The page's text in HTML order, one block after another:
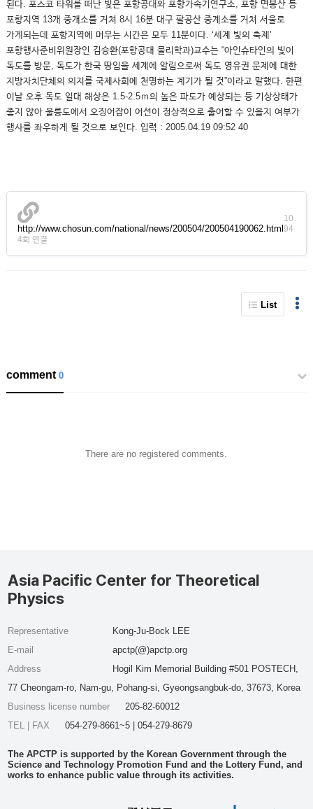
된다. 포스코 타워를 떠난 빛은 포항공대와 포항가속기연구소, 포항 면봉산 등
포항지역 13개 중개소를 거쳐 8시 16분 대구 팔공산 중계소를 거쳐 서울로
가게되는데 포항지역에 머무는 시간은 모두 11분이다. ‘세계 빛의 축제’
포항행사준비위원장인 김승환(포항공대 물리학과)교수는 “아인슈타인의 빛이
독도를 방문, 독도가 한국 땅임을 세계에 알림으로써 독도 영유권 문제에 대한
지방자치단체의 의지를 국제사회에 천명하는 계기가 될 것”이라고 말했다. 한편
이날 오후 독도 일대 해상은 1.5-2.5ｍ의 높은 파도가 예상되는 등 기상상태가
좋지 않아 울릉도에서 오징어잡이 어선이 정상적으로 출어할 수 있을지 여부가
행사를 좌우하게 될 것으로 보인다. 입력 : 2005.04.19 09:52 40
http://www.chosun.com/national/news/200504/200504190062.html
10
94
4회 연결
List
comment0
There are no registered comments.
Asia Pacific Center for Theoretical
Physics
Representative
Kong-Ju-Bock LEE
E-mail
apctp(@)apctp.org
Address
Hogil Kim Memorial Building #501 POSTECH,
77 Cheongam-ro, Nam-gu, Pohang-si, Gyeongsangbuk-do, 37673, Korea
Business license number
205-82-60012
TEL | FAX
054-279-8661~5 | 054-279-8679
The APCTP is supported by the Korean Government through the
Science and Technology Promotion Fund and the Lottery Fund, and
works to enhance public value through its activities.